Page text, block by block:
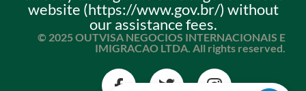
website (https://www.gov.br/) without
our assistance fees.
© 2025 OUTVISA NEGOCIOS INTERNACIONAIS E
IMIGRACAO LTDA. All rights reserved.